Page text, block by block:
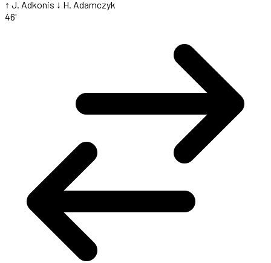
↑ J. Adkonis ↓ H. Adamczyk
46'